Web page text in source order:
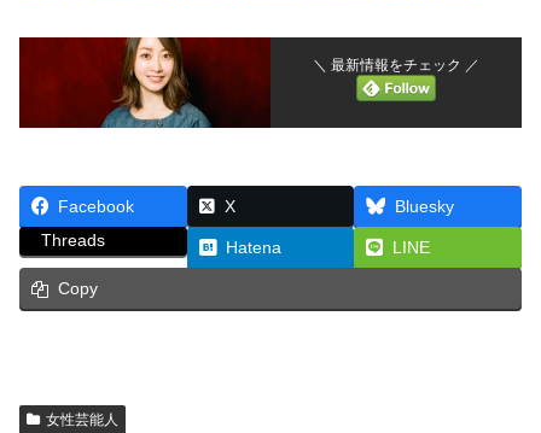
＼ 最新情報をチェック ／
Facebook X
Bluesky
Threads
Hatena LINE
Copy
女性芸能人